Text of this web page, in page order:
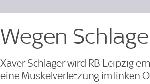
Wegen
Xaver Schlager wird RB Leipzig
eine Muskelverletzung im linken